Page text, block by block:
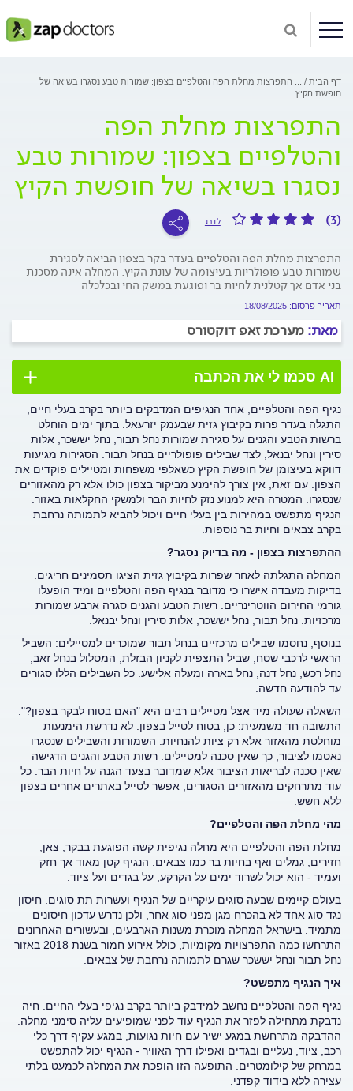
דף הבית
התפרצות מחלת הפה והטלפיים בצפון: שמורות טבע נסגרו בשיאה של
חופשת הקיץ
התפרצות מחלת הפה
והטלפיים בצפון: שמורות טבע
נסגרו בשיאה של חופשת הקיץ
(3) לדרג
התפרצות מחלת הפה והטלפיים בעדר בקר בצפון הביאה לסגירת
שמורות טבע פופולריות בעיצומה של עונת הקיץ. המחלה אינה מסכנת
בני אדם אך קטלנית לחיות בר ופוגעת במשק החי ובכלכלה
תאריך פרסום: 18/08/2025
מאת: מערכת זאפ דוקטורס
AI סכמו לי את הכתבה
נגיף הפה והטלפיים, אחד הנגיפים המדבקים ביותר בקרב בעלי חיים,
התגלה בעדר פרות בקיבוץ גזית שבעמק יזרעאל. בתוך ימים הוחלט
ברשות הטבע והגנים על סגירת שמורות נחל תבור, נחל יששכר, אלות
סירין ונחל יבנאל, לצד שבילים פופולריים בנחל תבור. הסגירות מגיעות
דווקא בעיצומן של חופשת הקיץ כשאלפי משפחות ומטיילים פוקדים את
הצפון. עם זאת, אין צורך להימנע מביקור בצפון כולו אלא רק מהאזורים
שנסגרו. המטרה היא למנוע נזק לחיות הבר ולמשקי החקלאות באזור.
הנגיף מתפשט במהירות בין בעלי חיים ויכול להביא לתמותה נרחבת
בקרב צבאים וחיות בר נוספות.
ההתפרצות בצפון - מה בדיוק נסגר?
המחלה התגלתה לאחר שפרות בקיבוץ גזית הציגו תסמינים חריגים.
בדיקות מעבדה אישרו כי מדובר בנגיף הפה והטלפיים ומיד הופעלו
גורמי החירום הווטרינריים. רשות הטבע והגנים סגרה ארבע שמורות
מרכזיות: נחל תבור, נחל יששכר, אלות סירין ונחל יבנאל.
בנוסף, נחסמו שבילים מרכזיים בנחל תבור שמוכרים למטיילים: השביל
הראשי לרכבי שטח, שביל התצפית לקניון הבזלת, המסלול בנחל זאב,
נחל רכש, נחל דנה, נחל בארה ומעלה אלישע. כל השבילים הללו סגורים
עד להודעה חדשה.
השאלה שעולה מיד אצל מטיילים רבים היא "האם בטוח לבקר בצפון?".
התשובה חד משמעית: כן, בטוח לטייל בצפון. לא נדרשת הימנעות
מוחלטת מהאזור אלא רק ציות להנחיות. השמורות והשבילים שנסגרו
נאטמו לציבור, כך שאין סכנה למטיילים. רשות הטבע והגנים הדגישה
שאין סכנה לבריאות הציבור אלא שמדובר בצעד הגנה על חיות הבר. כל
עוד מתרחקים מהאזורים הסגורים, אפשר לטייל באתרים אחרים בצפון
ללא חשש.
מהי מחלת הפה והטלפיים?
מחלת הפה והטלפיים היא מחלה נגיפית קשה הפוגעת בבקר, צאן,
חזירים, גמלים ואף בחיות בר כמו צבאים. הנגיף קטן מאוד אך חזק
ועמיד - הוא יכול לשרוד ימים על הקרקע, על בגדים ועל ציוד.
בעולם קיימים שבעה סוגים עיקריים של הנגיף ועשרות תת סוגים. חיסון
נגד סוג אחד לא בהכרח מגן מפני סוג אחר, ולכן נדרש עדכון חיסונים
מתמיד. בישראל המחלה מוכרת משנות הארבעים, ובעשורים האחרונים
התרחשו כמה התפרצויות מקומיות, כולל אירוע חמור בשנת 2018 באזור
נחל תבור ונחל יששכר שגרם לתמותה נרחבת של צבאים.
איך הנגיף מתפשט?
נגיף הפה והטלפיים נחשב למידבק ביותר בקרב נגיפי בעלי החיים. חיה
נדבקת מתחילה לפזר את הנגיף עוד לפני שמופיעים עליה סימני מחלה.
ההדבקה מתרחשת במגע ישיר עם חיות נגועות, במגע עקיף דרך כלי
רכב, ציוד, נעליים ובגדים ואפילו דרך האוויר - הנגיף יכול להתפשט
במרחק של קילומטרים. התופעה הזו הופכת את המחלה לכמעט בלתי
עצירה ללא בידוד קפדני.